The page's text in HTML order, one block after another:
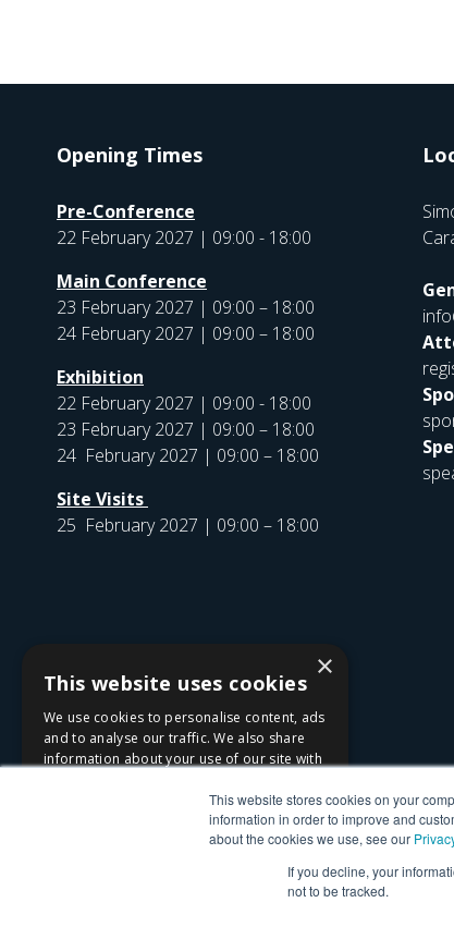
This website stores cookies on your
information in order to improve and
about the cookies we use, see our
If you decline, your
not to be tracked.
Opening Times
Pre-Conference
22 February 2027 | 09:00 - 18:00
Main Conference
23 February 2027 | 09:00 – 18:00
24 February 2027 | 09:00 – 18:00
Exhibition
22 February 2027 | 09:00 - 18:00
23 February 2027 | 09:00 – 18:00
24 February 2027 | 09:00 – 18:00
Site Visits
25 February 2027 | 09:00 – 18:00
×
This website uses cookies
We use cookies to personalise content, ads
and to analyse our traffic. We also share
information about your use of our site with
may combine it with other information that
you’ve provided to them or that they’ve
collected from your use of their services.